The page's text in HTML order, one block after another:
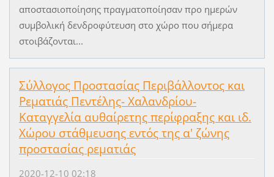
αποστασιοποίησης πραγματοποίησαν προ ημερών
συμβολική δενδροφύτευση στο χώρο που σήμερα
στοιβάζονται...
Σύλλογος Προστασίας Περιβάλλοντος και
Ρεματιάς Πεντέλης- Χαλανδρίου-
Καταγγελία αυθαίρετης περίφραξης και ιδ.
Χώρου στάθμευσης εντός της α' ζώνης
προστασίας ρεματιάς
2020-12-10 02:18